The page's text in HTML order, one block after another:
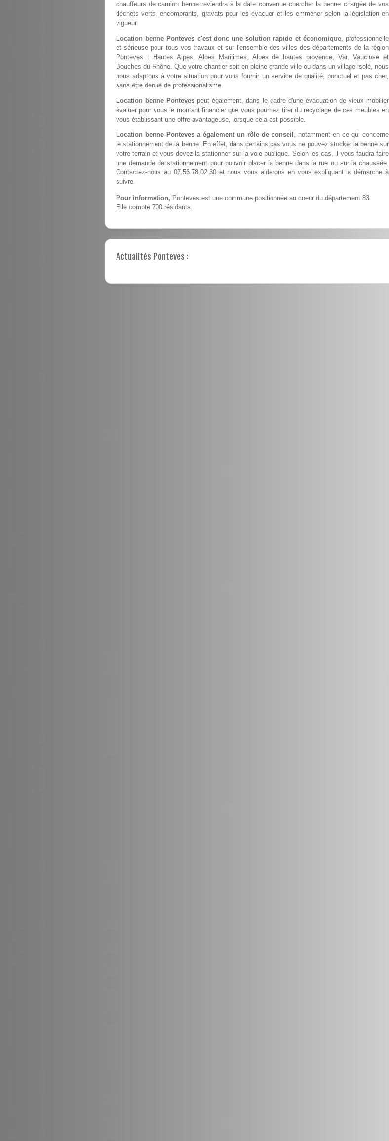
chauffeurs de camion benne reviendra à la date convenue chercher la benne chargée de vos
déchets verts, encombrants, gravats pour les évacuer et les emmener selon la législation en
vigueur.
Location benne Ponteves c'est donc une solution rapide et économique, professionnelle
et sérieuse pour tous vos travaux et sur l'ensemble des villes des départements de la région
Ponteves : Hautes Alpes, Alpes Maritimes, Alpes de hautes provence, Var, Vaucluse et
Bouches du Rhône. Que votre chantier soit en pleine grande ville ou dans un village isolé, nous
nous adaptons à votre situation pour vous fournir un service de qualité, ponctuel et pas cher,
sans être dénué de professionalisme.
Location benne Ponteves peut également, dans le cadre d'une évacuation de vieux mobilier
évaluer pour vous le montant financier que vous pourriez tirer du recyclage de ces meubles en
vous établissant une offre avantageuse, lorsque cela est possible.
Location benne Ponteves a également un rôle de conseil , notamment en ce qui concerne
le stationnement de la benne. En effet, dans certains cas vous ne pouvez stocker la benne sur
votre terrain et vous devez la stationner sur la voie publique. Selon les cas, il vous faudra faire
une demande de stationnement pour pouvoir placer la benne dans la rue ou sur la chaussée.
Contactez-nous au 07.56.78.02.30 et nous vous aiderons en vous expliquant la démarche à
suivre.
Pour information, Ponteves est une commune positionnée au coeur du département 83.
Elle compte 700 résidants.
Actualités Ponteves :